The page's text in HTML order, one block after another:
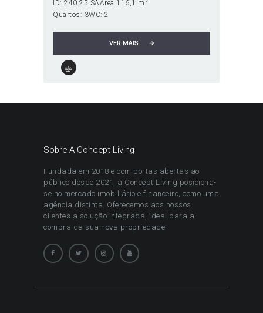
ID: 240.25.SAÀrea 116,1 m
Quartos: 3WC: 2
VER MAIS
Sobre A Concept Living
Fundada em 2018 e com portas abertas ao
público desde 2021, a Concept Living posiciona-
se no mercado imobiliário e financeiro, como uma
agência distinta. Oferecemos aos nossos
clientes a solução integrada, ideal para a
compra da sua nova propriedade.